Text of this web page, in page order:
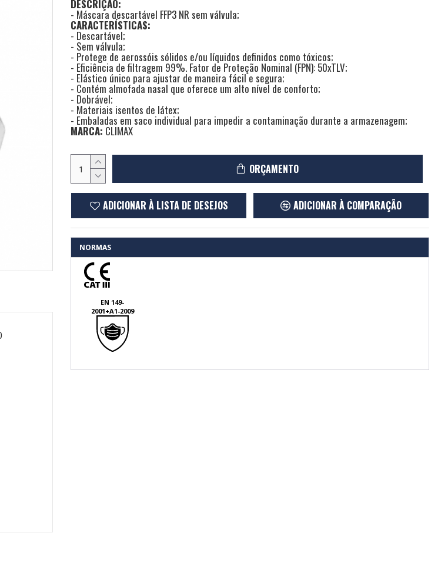
DESCRIÇÃO:
- Máscara descartável FFP3 NR sem válvula;
CARACTERÍSTICAS:
- Descartável;
- Sem válvula;
- Protege de aerossóis sólidos e/ou líquidos definidos como tóxicos;
- Eficiência de filtragem 99%. Fator de Proteção Nominal (FPN): 50xTLV;
- Elástico único para ajustar de maneira fácil e segura;
- Contém almofada nasal que oferece um alto nível de conforto;
- Dobrável;
- Materiais isentos de látex;
- Embaladas em saco individual para impedir a contaminação durante a armazenagem;
MARCA: CLIMAX
ORÇAMENTO
ADICIONAR À LISTA DE DESEJOS ADICIONAR À COMPARAÇÃO
NORMAS
EN 149-
2001+A1-2009